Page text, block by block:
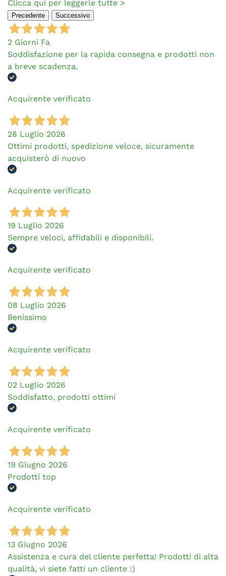
Clicca qui per leggerle tutte >
Precedente Successivo
2 Giorni Fa
Soddisfazione per la rapida consegna e prodotti non
a breve scadenza.
Acquirente verificato
28 Luglio 2026
Ottimi prodotti, spedizione veloce, sicuramente
acquisterò di nuovo
Acquirente verificato
19 Luglio 2026
Sempre veloci, affidabili e disponibili.
Acquirente verificato
08 Luglio 2026
Benissimo
Acquirente verificato
02 Luglio 2026
Soddisfatto, prodotti ottimi
Acquirente verificato
19 Giugno 2026
Prodotti top
Acquirente verificato
13 Giugno 2026
Assistenza e cura del cliente perfetta! Prodotti di alta
qualità, vi siete fatti un cliente :)